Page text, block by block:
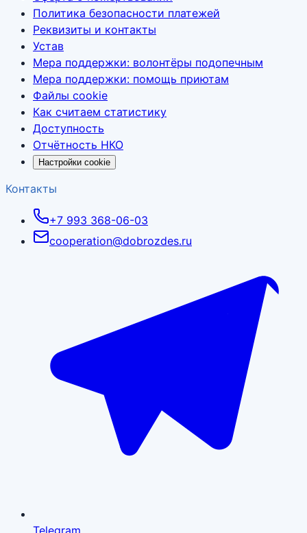
Политика безопасности платежей
Реквизиты и контакты
Устав
Мера поддержки: волонтёры подопечным
Мера поддержки: помощь приютам
Файлы cookie
Как считаем статистику
Доступность
Отчётность НКО
Настройки cookie
Контакты
+7 993 368-06-03
cooperation@dobrozdes.ru
Telegram